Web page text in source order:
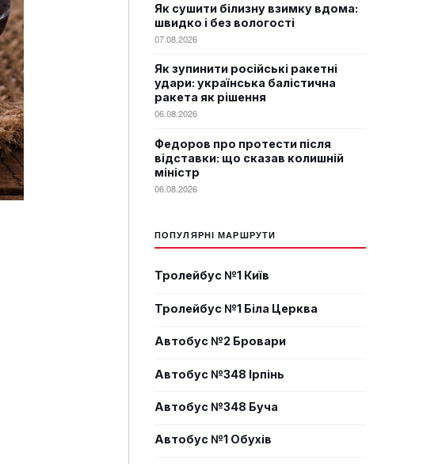
Як сушити білизну взимку вдома:
швидко і без вологості
07.08.2026
Як зупинити російські ракетні
удари: українська балістична
ракета як рішення
06.08.2026
Федоров про протести після
відставки: що сказав колишній
міністр
06.08.2026
ПОПУЛЯРНІ МАРШРУТИ
Тролейбус №1 Київ
Тролейбус №1 Біла Церква
Автобус №2 Бровари
Автобус №348 Ірпінь
Автобус №348 Буча
Автобус №1 Обухів